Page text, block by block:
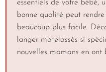
essentiels de votre bébé,
bonne qualité peut
beaucoup plus facile.
langer matelassés si
nouvelles mamans en ont